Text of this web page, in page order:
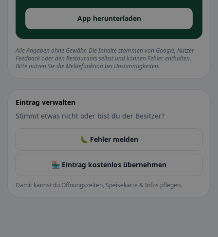
App herunterladen
Alle Angaben ohne Gewähr. Die Inhalte stammen von Google, Nutzer-
Feedback oder den Restaurants selbst und können Fehler enthalten.
Bitte nutzen Sie die Meldefunktion bei Unstimmigkeiten.
Eintrag verwalten
Stimmt etwas nicht oder bist du der Besitzer?
🐛 Fehler melden
🏪 Eintrag kostenlos übernehmen
Damit kannst du Öffnungszeiten, Speisekarte & Infos pflegen.